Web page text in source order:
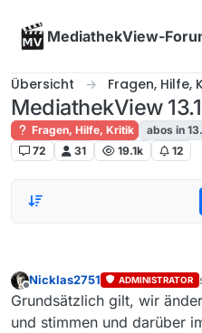
MediathekView-
Übersicht Fragen, Hilfe,
MediathekView
Fragen, Hilfe, Kritik
abos in
72
31 19.1k 12
Offline
Nicklas2751 ADMINISTRATOR
Grundsätzlich gilt, wir
und stimmen und darüber